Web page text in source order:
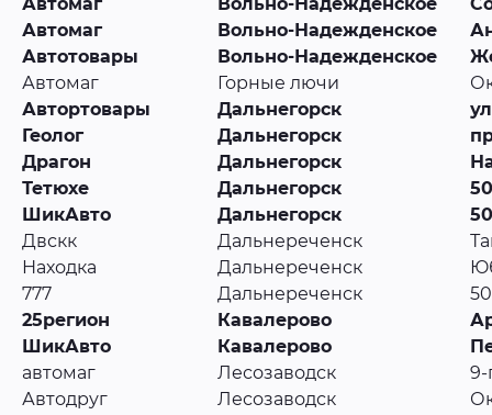
Автомаг
Вольно-Надежденское
Автотовары
Вольно-Надежденское
Автомаг
Горные лючи
Автортовары
Дальнегорск
Геолог
Дальнегорск
Драгон
Дальнегорск
Тетюхе
Дальнегорск
ШикАвто
Дальнегорск
Двскк
Дальнереченск
Находка
Дальнереченск
777
Дальнереченск
25регион
Кавалерово
ШикАвто
Кавалерово
автомаг
Лесозаводск
9-
Автодруг
Лесозаводск